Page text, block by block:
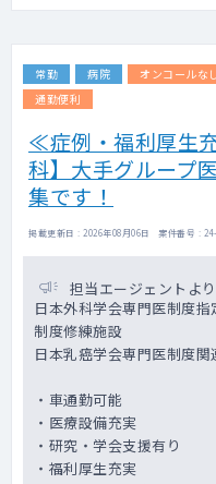
常勤 病院 オンコールな
通勤便利
≪症例・福利厚生
科】大手グループ
集です！
掲載更新日 : 2026年08月06日 案件番号 :
担当エージェントより
日本外科学会専門医制度
制度修練施設
日本乳癌学会専門医制度関
・車通勤可能
・医療設備充実
・研究・学会支援有り
・福利厚生充実